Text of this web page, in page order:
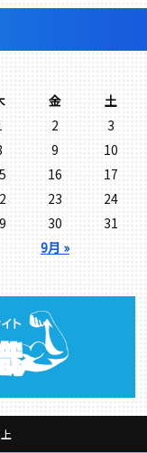
金 土
9月 »
2
3
9
10
16
17
23
24
30 31